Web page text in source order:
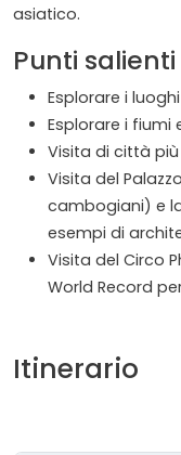
asiatico.
Punti salienti
Esplorare i
Esplorare i fiumi
Visita di città
Visita del
cambogiani) e
esempi di
Visita del Circo
World Record
Itinerario